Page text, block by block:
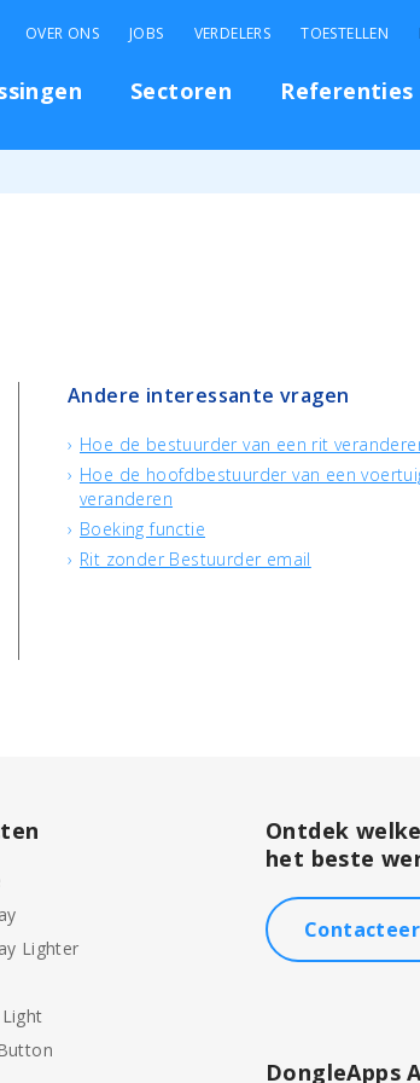
Sectoren Referenties
OVER ONS JOBS VERDELERS TOESTELLEN
Andere interessante vragen
Hoe de bestuurder van een rit
Hoe de hoofdbestuurder van een
veranderen
Boeking functie
Rit zonder Bestuurder email
Lighter
Ontdek
het beste
DongleApps